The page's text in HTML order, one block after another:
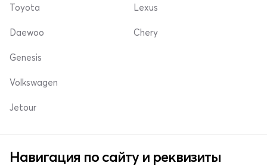
Toyota
Daewoo
Lexus
Chery
Genesis
Volkswagen
Jetour
Навигация по сайту и реквизиты